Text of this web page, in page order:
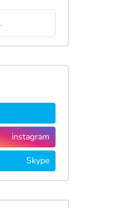
instagram
Skype